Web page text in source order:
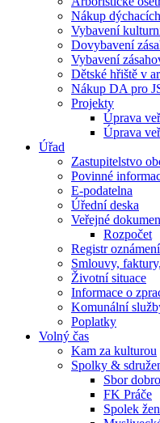
Nákup
Vybavení
Dovybavení
Vybavení
Dětské hřiště v
Nákup DA pro
Projekty
Úprava
Úprava
Úřad
Zastupitelstvo
Povinné
E-podatelna
Úřední deska
Veřejné
Rozpočet
Registr oznámení
Smlouvy,
Životní situace
Informace o
Komunální
Poplatky
Volný čas
Kam za kulturou
Spolky &
Sbor
FK Práče
Spolek